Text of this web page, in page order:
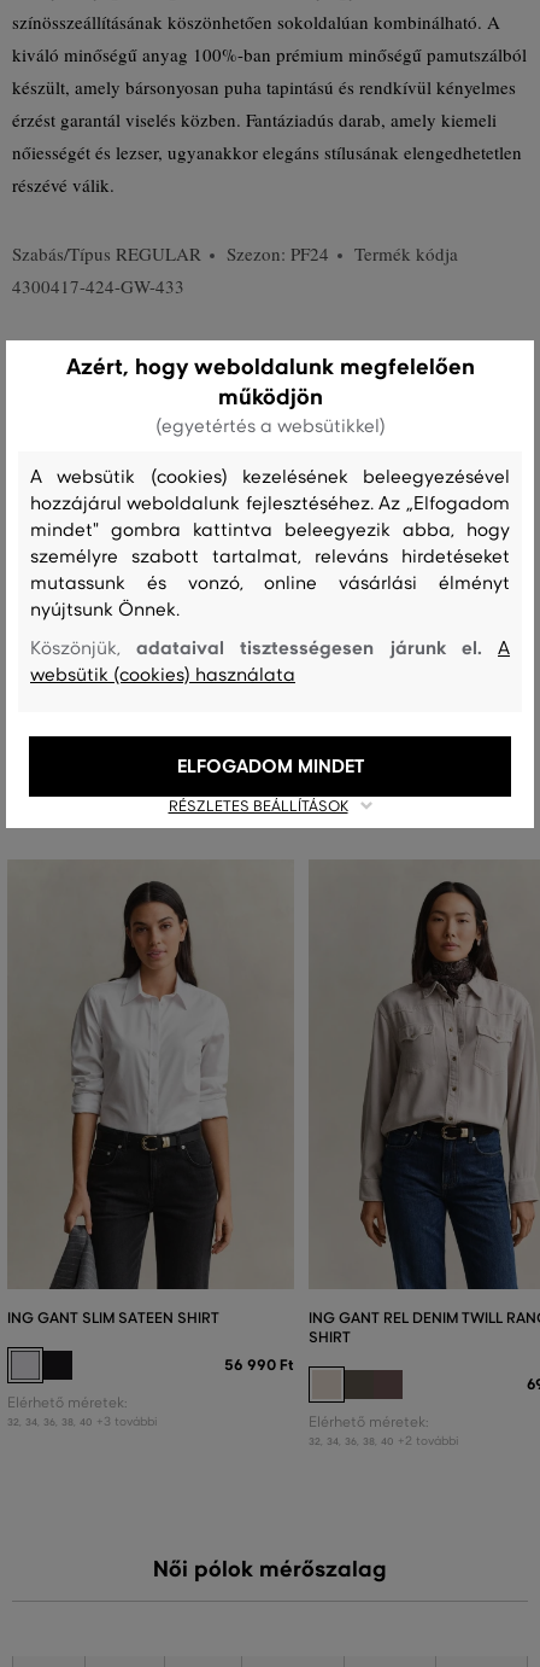
színösszeállításának köszönhetően sokoldalúan kombinálható. A
kiváló minőségű anyag 100%-ban prémium minőségű pamutszálból
készült, amely bársonyosan puha tapintású és rendkívül kényelmes
érzést garantál viselés közben. Fantáziadús darab, amely kiemeli
nőiességét és lezser, ugyanakkor elegáns stílusának elengedhetetlen
részévé válik.
Szabás/Típus REGULAR Szezon: PF24
Termék kódja
4300417-424-GW-433
Összetétel
100 %
Kezelési útmutató
MOSÁS FEHÉRÍTÉS SZÁRÍTÁS VASALÁS TISZTÍTÁS
Ajánlott termékek
ING GANT SLIM SATEEN SHIRT
56 990 Ft
Elérhető méretek:
32 34 36 38 40 +3 további
ING GANT REL DENIM TWILL
SHIRT
Elérhető méretek:
32 34 36 38 40 +2 további
Női pólok mérőszalag
Azért, hogy weboldalunk megfelelően
működjön
(egyetértés a websütikkel)
A websütik (cookies) kezelésének beleegyezésével
hozzájárul weboldalunk fejlesztéséhez. Az „Elfogadom
mindet" gombra kattintva beleegyezik abba, hogy
személyre szabott tartalmat, releváns hirdetéseket
mutassunk és vonzó, online vásárlási élményt
nyújtsunk Önnek.
Köszönjük,adataival tisztességesen járunk el.A
websütik (cookies) használata
RÉSZLETES BEÁLLÍTÁSOK
ELFOGADOM MINDET